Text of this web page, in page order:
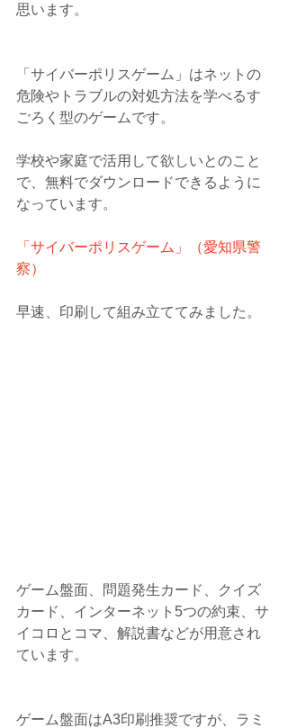
思います。
「サイバーポリスゲーム」はネットの
危険やトラブルの対処方法を学べるす
ごろく型のゲームです。
学校や家庭で活用して欲しいとのこと
で、無料でダウンロードできるように
なっています。
「サイバーポリスゲーム」（愛知県警
察）
早速、印刷して組み立ててみました。
ゲーム盤面、問題発生カード、クイズ
カード、インターネット5つの約束、サ
イコロとコマ、解説書などが用意され
ています。
ゲーム盤面はA3印刷推奨ですが、ラミ